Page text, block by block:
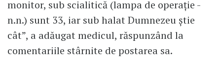
monitor, sub scialitică (lampa de operație -
n.n.) sunt 33, iar sub halat Dumnezeu știe
cât”, a adăugat medicul, răspunzând la
comentariile stârnite de postarea sa.